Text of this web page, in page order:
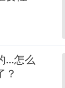
…怎么
？